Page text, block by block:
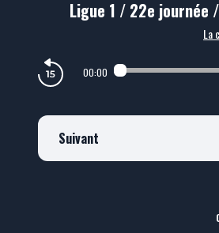
Ligue 1 / 22e journée
La
00:00
Suivant